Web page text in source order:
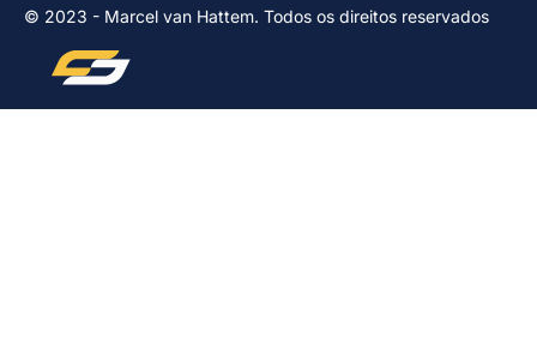
© 2023 - Marcel van Hattem. Todos os direitos reservados